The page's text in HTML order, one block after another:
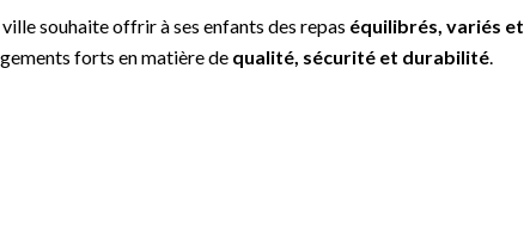
souhaite offrir à ses enfants des repas équilibrés, variés et
forts en matière de qualité, sécurité et durabilité.